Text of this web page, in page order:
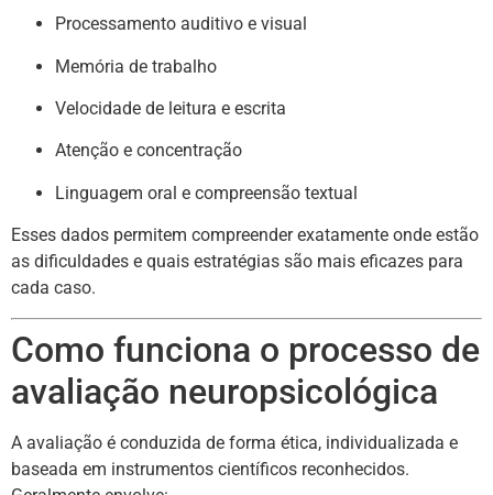
Processamento auditivo e visual
Memória de trabalho
Velocidade de leitura e escrita
Atenção e concentração
Linguagem oral e compreensão textual
Esses dados permitem compreender exatamente onde estão
as dificuldades e quais estratégias são mais eficazes para
cada caso.
Como funciona o processo de
avaliação neuropsicológica
A avaliação é conduzida de forma ética, individualizada e
baseada em instrumentos científicos reconhecidos.